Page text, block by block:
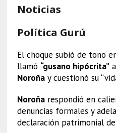
Noticias
Política Gurú
El choque subió de tono
llamó “gusano hipócrita”a
Noroñay cuestionó su
Noroñarespondió en
denuncias formales y
declaración patrimonial de